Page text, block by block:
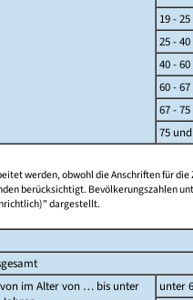
19 - 25
25 - 40
40 - 60
60 - 67
67 - 75
75
werden, obwohl die Anschriften für
berücksichtigt. Bevölkerungszahlen
dargestellt.
im Alter von … bis unter
unter 6